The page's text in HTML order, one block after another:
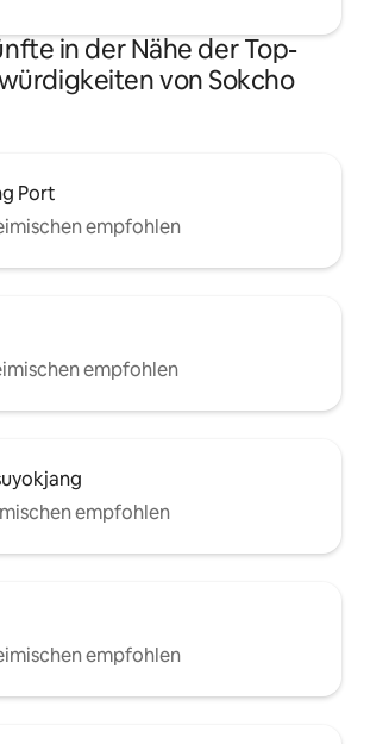
an,
und dass Sie in dem
in der Schaukel lesen
in der Nähe der Top-
von Sokcho
Port
empfohlen
empfohlen
empfohlen
empfohlen